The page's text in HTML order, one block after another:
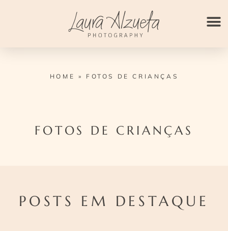
HOME » FOTOS DE CRIANÇAS
FOTOS DE CRIANÇAS
POSTS EM DESTAQUE